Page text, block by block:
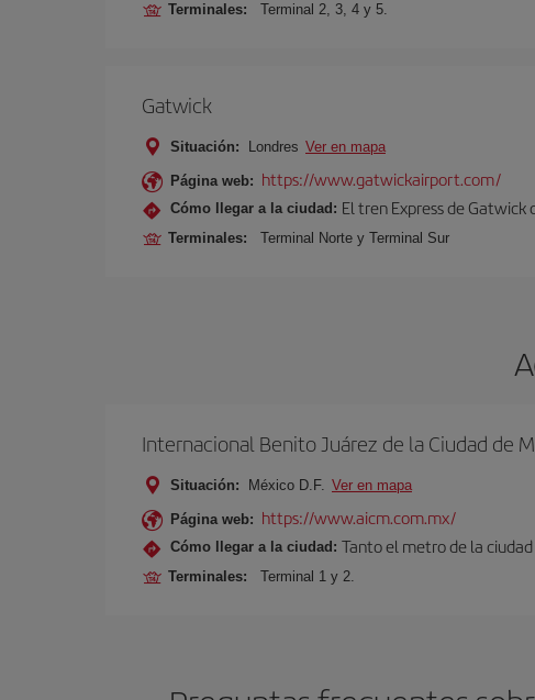
Terminales: Terminal 2, 3, 4 y 5.
Gatwick
Situación: Londres Ver en mapa
Página web: https://www.gatwickairport.com/
Cómo llegar a la ciudad: El tren Express de
Terminales: Terminal Norte y Terminal Sur
Internacional Benito Juárez de la Ciudad de
Situación: México D.F. Ver en mapa
Página web: https://www.aicm.com.mx/
Cómo llegar a la ciudad: Tanto el metro de la
Terminales: Terminal 1 y 2.